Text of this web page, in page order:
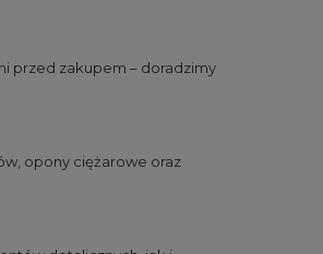
przed zakupem – doradzimy
opony ciężarowe oraz